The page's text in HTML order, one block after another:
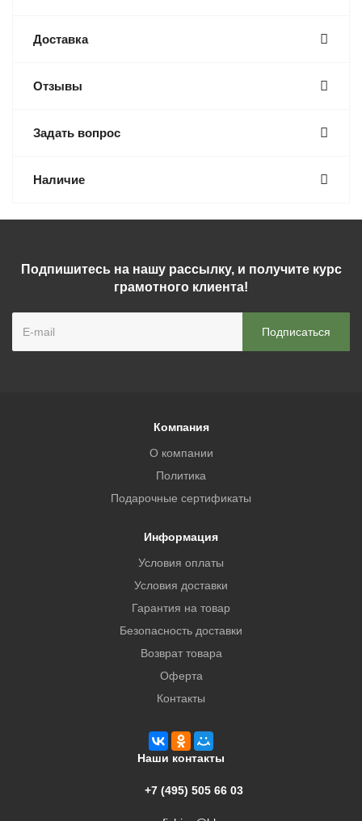
Доставка
Отзывы
Задать вопрос
Наличие
Подпишитесь на нашу рассылку, и получите курс
грамотного клиента!
Компания
О компании
Политика
Подарочные сертификаты
Информация
Условия оплаты
Условия доставки
Гарантия на товар
Безопасность доставки
Возврат товара
Оферта
Контакты
Наши контакты
+7 (495) 505 66 03